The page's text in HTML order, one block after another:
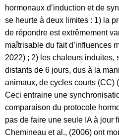
hormonaux d’induction et de
se heurte à deux limites : 1) la
de répondre est extrêmement
maîtrisable du fait d’influences
2022) ; 2) les chaleurs induites,
distants de 6 jours, dus à la
animaux, de cycles courts (CC)
Ceci entraine une
comparaison du protocole
pas de faire une seule IA à jour
Chemineau et al., (2006) ont